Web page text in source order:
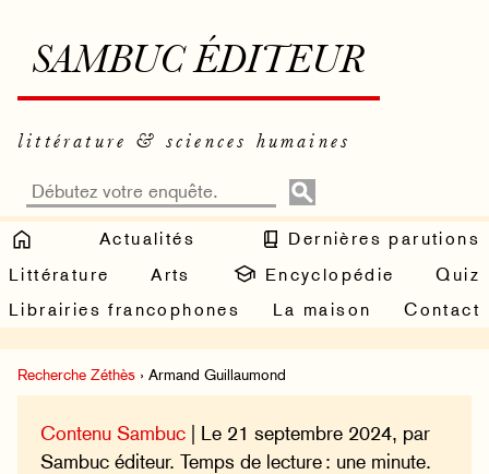
SAMBUC ÉDITEUR
littérature & sciences humaines
Actualités
Dernières parutions
Littérature
Arts Encyclopédie
Quiz
Librairies francophones
La maison Contact
Recherche Zéthès › Armand Guillaumond
Contenu Sambuc | Le 21 septembre 2024, par
Sambuc éditeur. Temps de lecture : une minute.